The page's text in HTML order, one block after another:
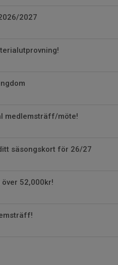
2027
medlemsträff/möte!
säsongskort för 26/27
52,000kr!